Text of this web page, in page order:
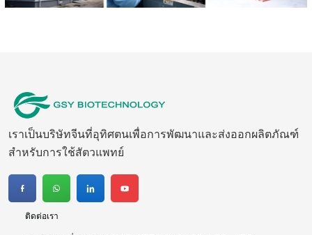
เราเป็นบริษัทจีนที่อุทิศตนเพื่อการพัฒนาและส่งออกผลิตภัณฑ์
สำหรับการใช้สัตวแพทย์
ติดต่อเรา